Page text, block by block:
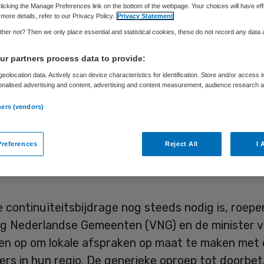
doelgroepenvervoer komt weer gang nu de
versoepeld. Echter is het nog niet zo dat de
hiervoor volledig kan worden
continuïteitsbijdrage nog steeds nodig is,
Nederlandse Gemeenten (VNG) en de minister
op om lokale afspraken op maat te maken met
in hun regio. De generieke oproep tot
the Manage Preferences link on the bottom of the webpage. Your choices will have
details, refer to our Privacy Policy. Privacy Statement
not? Then we only place essential and statistical cookies, these do not record any data
partners process data to provide:
data. Actively scan device characteristics for identification. Store and/or access
advertising and content, advertising and content measurement, audience research
(vendors)
Reject All I